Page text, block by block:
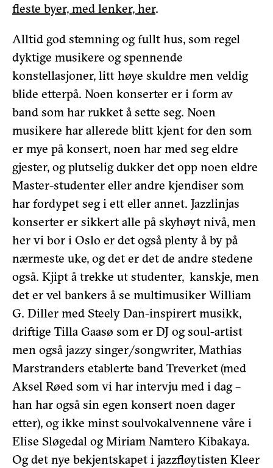
fleste byer, med lenker, her.
Alltid god stemning og fullt hus, som regel
dyktige musikere og spennende
konstellasjoner, litt høye skuldre men veldig
blide etterpå. Noen konserter er i form av
band som har rukket å sette seg. Noen
musikere har allerede blitt kjent for den som
er mye på konsert, noen har med seg eldre
gjester, og plutselig dukker det opp noen eldre
Master-studenter eller andre kjendiser som
har fordypet seg i ett eller annet. Jazzlinjas
konserter er sikkert alle på skyhøyt nivå, men
her vi bor i Oslo er det også plenty å by på
nærmeste uke, og det er det de andre stedene
også. Kjipt å trekke ut studenter, kanskje, men
det er vel bankers å se multimusiker William
G. Diller med Steely Dan-inspirert musikk,
driftige Tilla Gaasø som er DJ og soul-artist
men også jazzy singer/songwriter, Mathias
Marstranders etablerte band Treverket (med
Aksel Røed som vi har intervju med i dag –
han har også sin egen konsert noen dager
etter), og ikke minst soulvokalvennene våre i
Elise Sløgedal og Miriam Namtero Kibakaya.
Og det nye bekjentskapet i jazzfløytisten Kleer